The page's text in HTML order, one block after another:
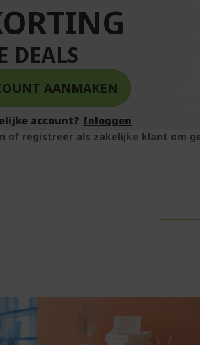
DEALS
AANMAKEN
account? Inloggen
of registreer als zakelijke klant om